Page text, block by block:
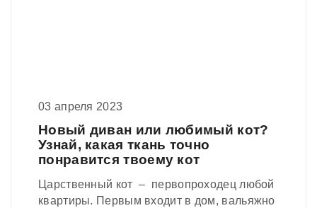
03 апреля 2023
Новый диван или любимый кот?
Узнай, какая ткань точно
понравится твоему кот
Царственный кот – первопроходец любой
квартиры. Первым входит в дом, вальяжно